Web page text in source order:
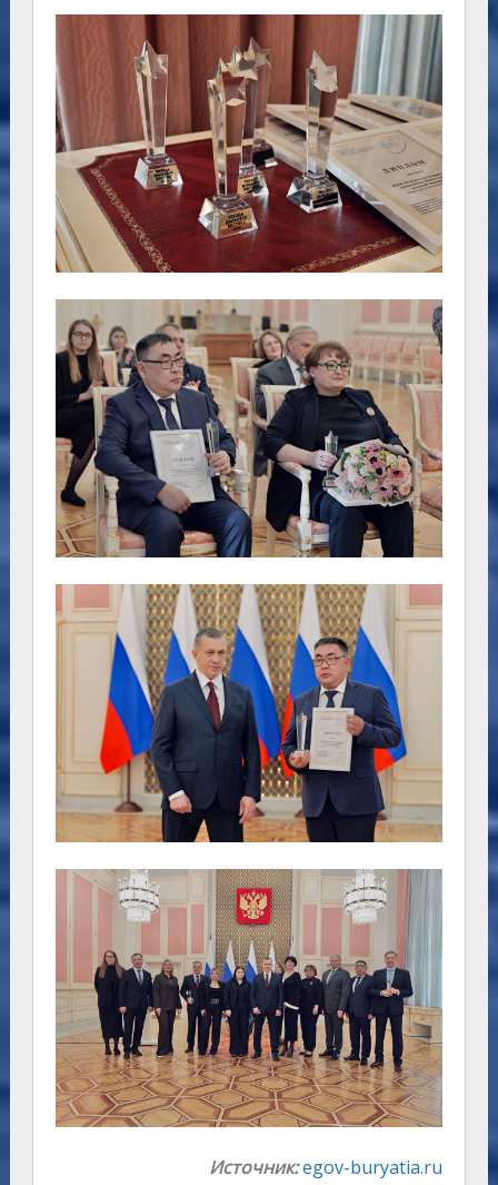
Источник:egov-buryatia.ru